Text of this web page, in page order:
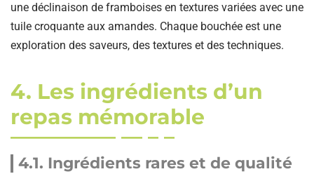
une déclinaison de framboises en textures variées avec une
tuile croquante aux amandes. Chaque bouchée est une
exploration des saveurs, des textures et des techniques.
4. Les ingrédients d’un
repas mémorable
4.1. Ingrédients rares et de qualité